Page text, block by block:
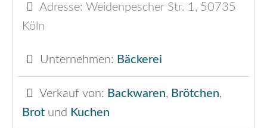
Adresse: Weidenpescher Str. 1 , 50735
Köln
Unternehmen: Bäckerei
Verkauf von: Backwaren, Brötchen,
Brot und Kuchen